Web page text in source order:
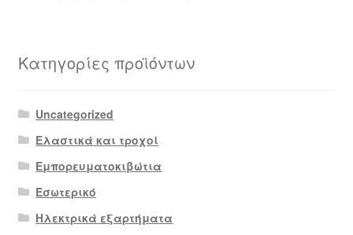
Κατηγορίες προϊόντων
Uncategorized
Ελαστικά και τροχοί
Εμπορευματοκιβώτια
Εσωτερικό
Ηλεκτρικά εξαρτήματα